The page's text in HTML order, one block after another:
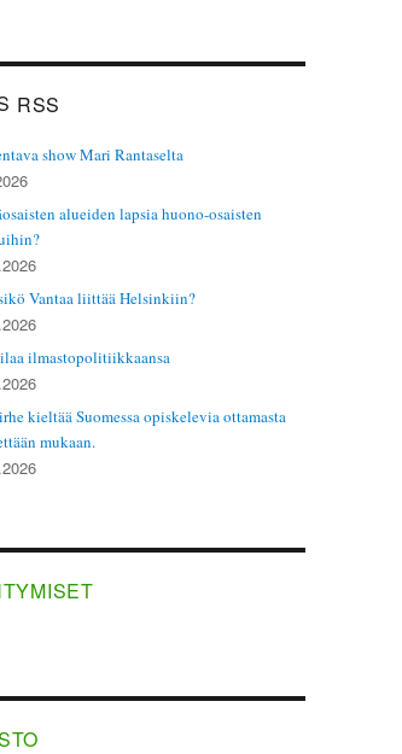
RSS
show Mari Rantaselta
alueiden lapsia huono-osaisten
Vantaa liittää Helsinkiin?
ilmastopolitiikkaansa
kieltää Suomessa opiskelevia ottamasta
mukaan.